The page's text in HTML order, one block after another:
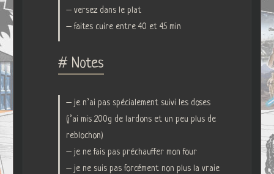
– versez dans le plat
– faites cuire entre 40 et 45 min
# Notes
– je n’ai pas spécialement suivi les doses
(j’ai mis 200g de lardons et un peu plus de
reblochon)
– je ne fais pas préchauffer mon four
– je ne suis pas forcément non plus la vraie